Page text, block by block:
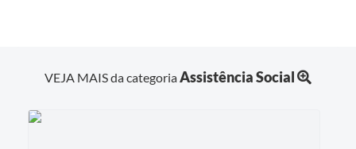
VEJA MAIS da categoriaAssistência Social